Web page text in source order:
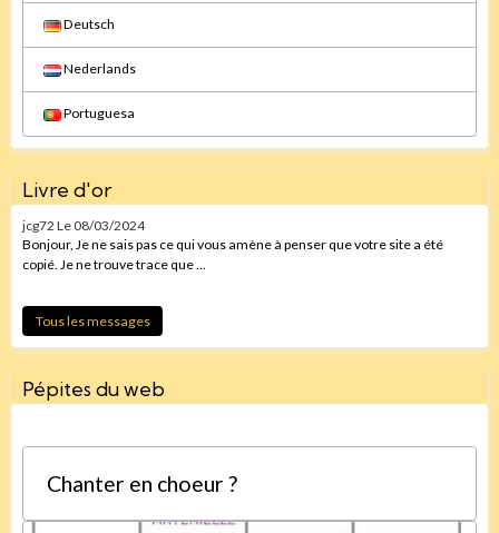
Deutsch
Nederlands
Portuguesa
Livre d'or
jcg72 Le 08/03/2024
Bonjour, Je ne sais pas ce qui vous amène à penser que votre site a été
copié. Je ne trouve trace que ...
Tous les messages
Pépites du web
Chanter en choeur ?